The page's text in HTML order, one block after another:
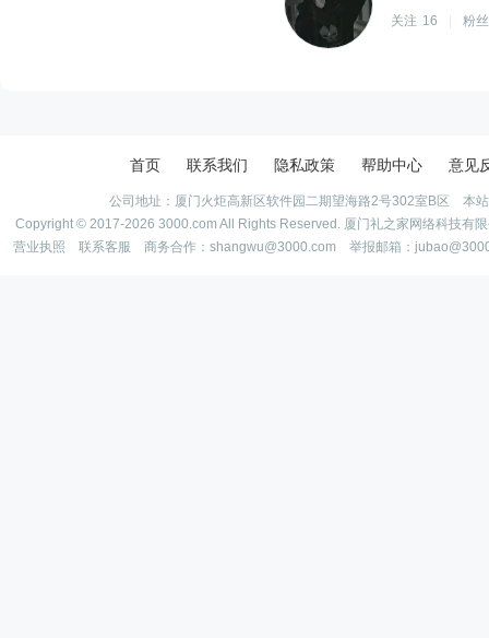
关注 16 粉丝
首页 联系我们 隐私政策 帮助中心 意见
公司地址：厦门火炬高新区软件园二期望海路2号302室B区 本
Copyright © 2017-2026 3000.com All Rights Reserved. 厦门礼之家网络科技有
营业执照
联系客服 商务合作：shangwu@3000.com 举报邮箱：